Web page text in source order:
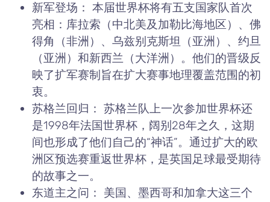
新军登场： 本届世界杯将有五支国家队首次
亮相：库拉索（中北美及加勒比海地区）、佛
得角（非洲）、乌兹别克斯坦（亚洲）、约旦
（亚洲）和新西兰（大洋洲）。他们的晋级反
映了扩军赛制旨在扩大赛事地理覆盖范围的初
衷。
苏格兰回归： 苏格兰队上一次参加世界杯还
是1998年法国世界杯，阔别28年之久，这期
间也形成了他们自己的“神话”。通过扩大的欧
洲区预选赛重返世界杯，是英国足球最受期待
的故事之一。
东道主之问： 美国、墨西哥和加拿大这三个